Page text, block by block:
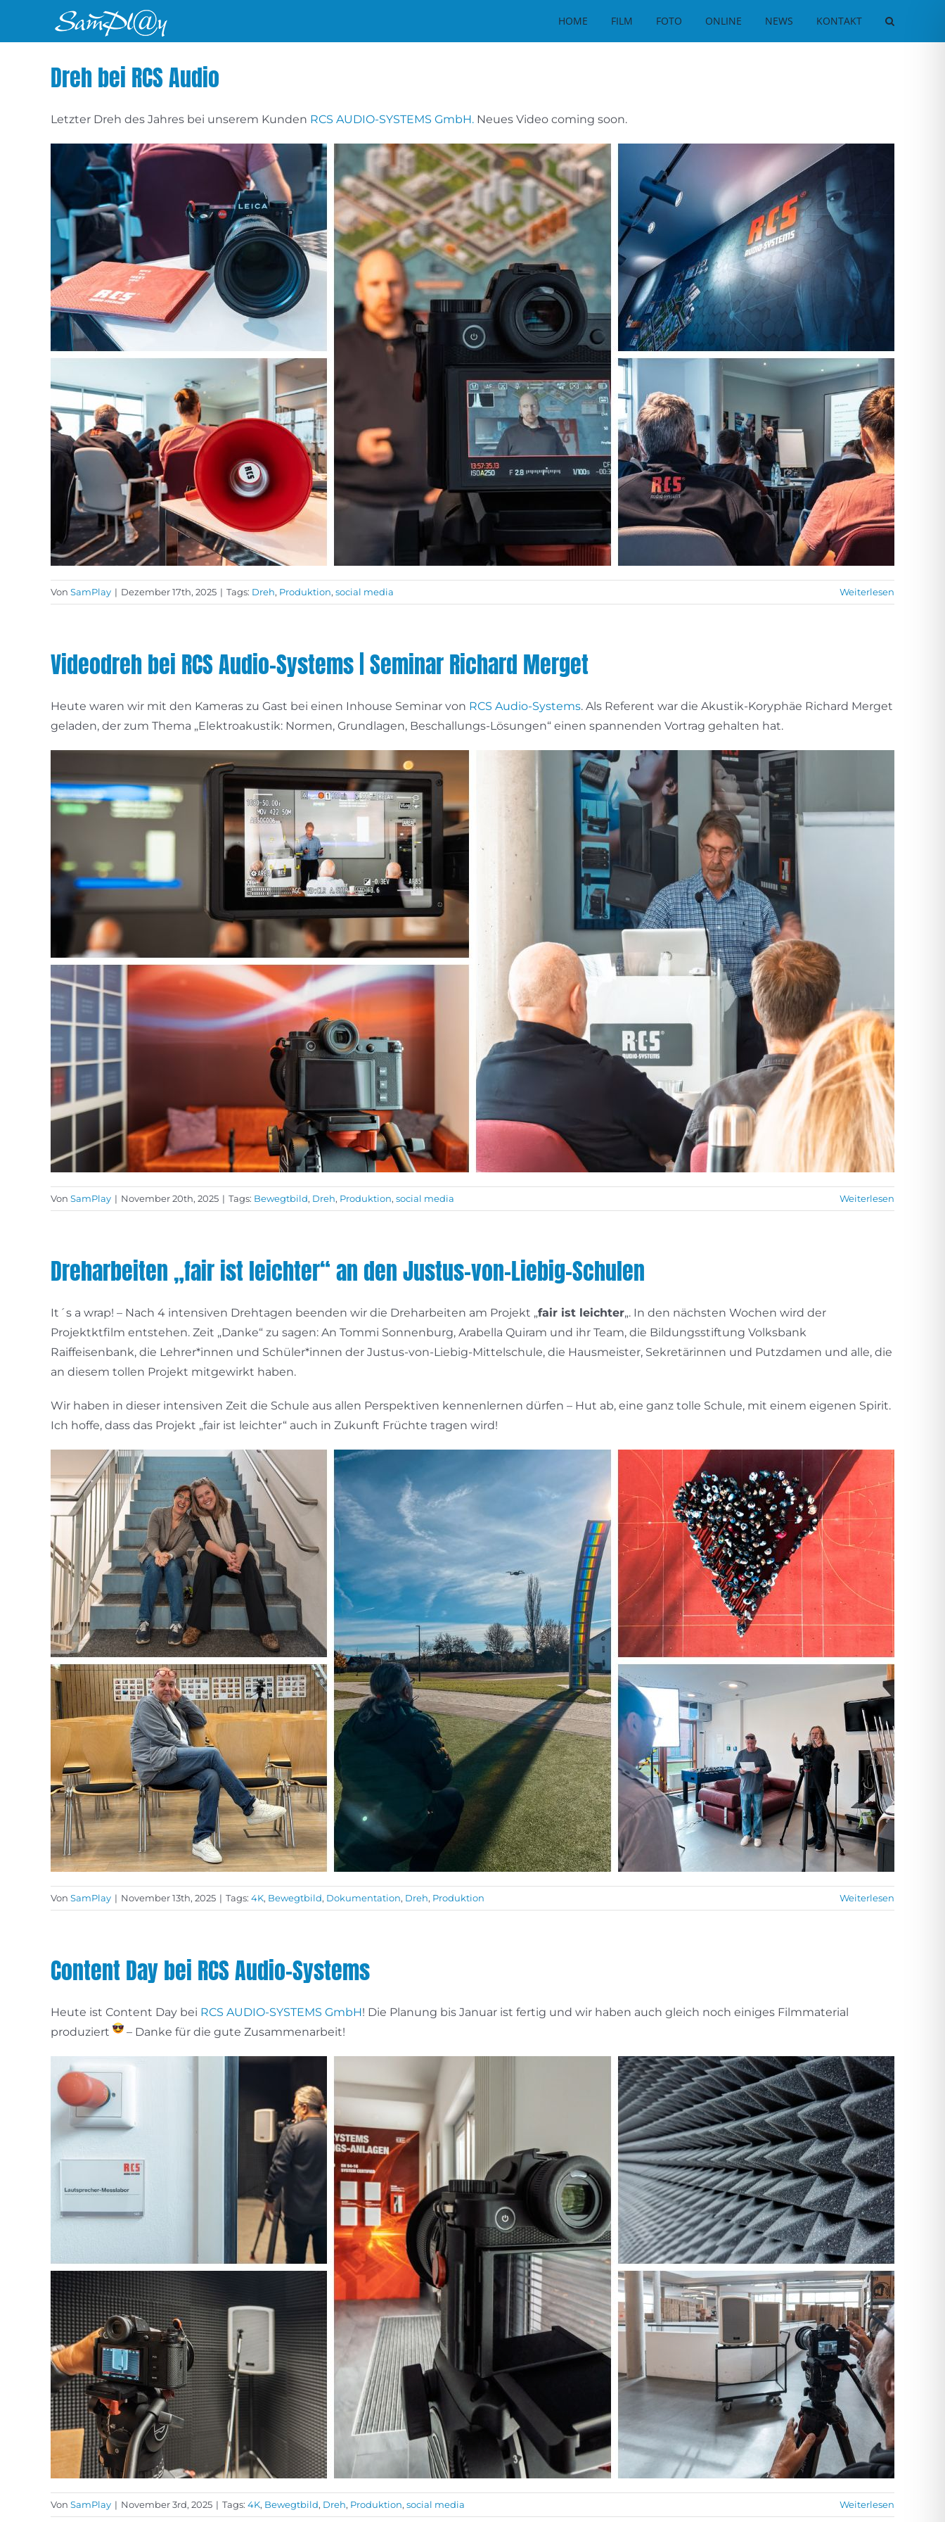
HOME FILM FOTO ONLINE NEWS KONTAKT
Dreh bei RCS Audio
Letzter Dreh des Jahres bei unserem Kunden RCS AUDIO-SYSTEMS GmbH.Neues Video coming soon.
Von SamPlay | Dezember 17th, 2025 | Tags: Dreh, Produktion, social media Weiterlesen
Videodreh bei RCS Audio-Systems | Seminar Richard Merget
Heute waren wir mit den Kameras zu Gast bei einen Inhouse Seminar von RCS Audio-Systems. Als Referent war die Akustik-Koryphäe Richard Merget
geladen, der zum Thema „Elektroakustik: Normen, Grundlagen, Beschallungs-Lösungen“ einen spannenden Vortrag gehalten hat.
Von SamPlay | November 20th, 2025 | Tags: Bewegtbild, Dreh, Produktion, social media Weiterlesen
Dreharbeiten „fair ist leichter“ an den Justus-von-Liebig-Schulen
It´s a wrap! – Nach 4 intensiven Drehtagen beenden wir die Dreharbeiten am Projekt „fair ist leichter„. In den nächsten Wochen wird der
Projektktfilm entstehen. Zeit „Danke“ zu sagen: An Tommi Sonnenburg, Arabella Quiram und ihr Team, die Bildungsstiftung Volksbank
Raiffeisenbank, die Lehrer*innen und Schüler*innen der Justus-von-Liebig-Mittelschule, die Hausmeister, Sekretärinnen und Putzdamen und alle, die
an diesem tollen Projekt mitgewirkt haben.
Wir haben in dieser intensiven Zeit die Schule aus allen Perspektiven kennenlernen dürfen – Hut ab, eine ganz tolle Schule, mit einem eigenen Spirit.
Ich hoffe, dass das Projekt „fair ist leichter“ auch in Zukunft Früchte tragen wird!
Von SamPlay | November 13th, 2025 | Tags: 4K, Bewegtbild, Dokumentation, Dreh, Produktion Weiterlesen
Content Day bei RCS Audio-Systems
Heute ist Content Day bei RCS AUDIO-SYSTEMS GmbH! Die Planung bis Januar ist fertig und wir haben auch gleich noch einiges Filmmaterial
produziert
– Danke für die gute Zusammenarbeit!
Von SamPlay | November 3rd, 2025 | Tags: 4K, Bewegtbild, Dreh, Produktion, social media Weiterlesen